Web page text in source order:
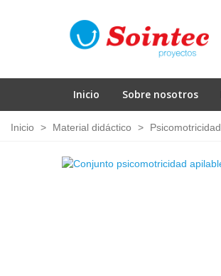
Inicio Sobre nosotros
Inicio > Material didáctico > Psicomotricidad